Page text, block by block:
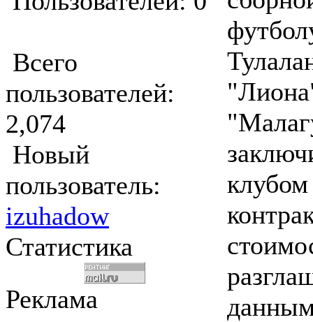
Всего
пользователей:
2,074
Новый
пользователь:
izuhadow
Статистика
Реклама